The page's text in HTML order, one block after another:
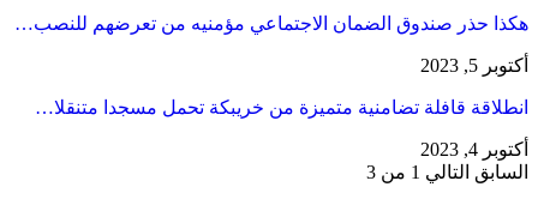
هكذا حذر صندوق الضمان الاجتماعي مؤمنيه من تعرضهم للنصب…
أكتوبر 5, 2023
انطلاقة قافلة تضامنية متميزة من خريبكة تحمل مسجدا متنقلا…
أكتوبر 4, 2023
السابق التالي 1 من 3